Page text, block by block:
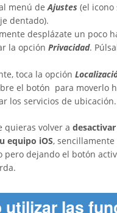
menú de Ajustes (el icono
dentado).
desplázate un poco
la opción Privacidad.
toca la opción
el botón para moverlo
los servicios de ubicación.
quieras volver a
equipo iOS,
pero dejando el botón
utilizar las